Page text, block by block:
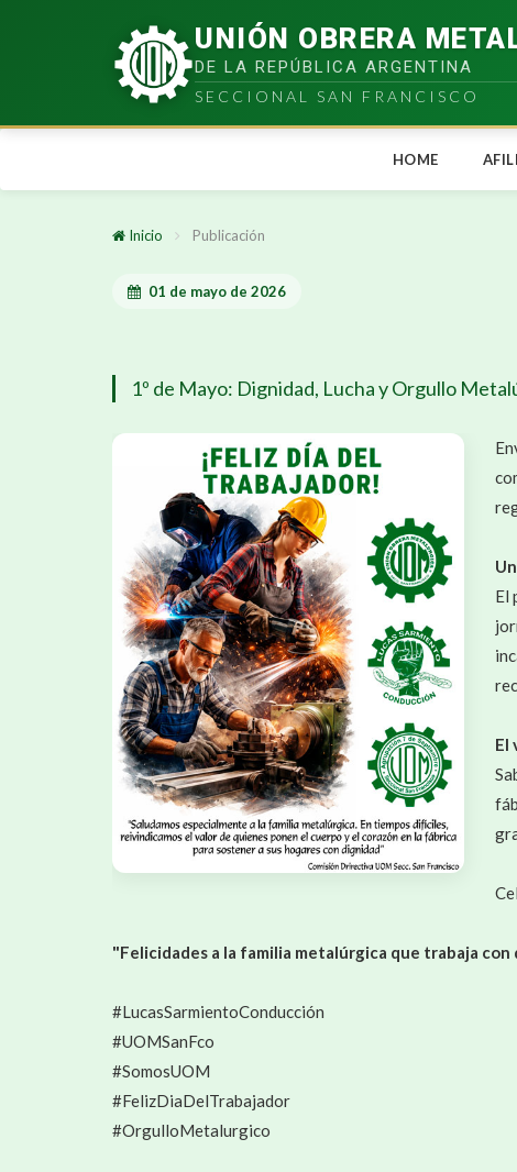
UNIÓN OBRERA
DE LA REPÚBLICA ARGENTINA
SECCIONAL SAN FRANCISCO
HOME
Inicio Publicación
01 de mayo de 2026
1º de Mayo: Dignidad, Lucha y Orgullo
El
El
"Felicidades a la familia metalúrgica que trabaja
#LucasSarmientoConducción
#UOMSanFco
#SomosUOM
#FelizDiaDelTrabajador
#OrgulloMetalurgico